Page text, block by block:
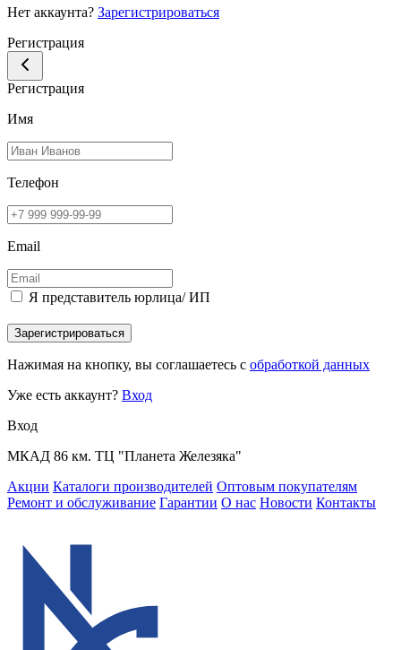
Нет аккаунта? Зарегистрироваться
Регистрация
Регистрация
Имя
Телефон
Email
Я представитель юрлица/ ИП
Зарегистрироваться
Нажимая на кнопку, вы соглашаетесь с обработкой данных
Уже есть аккаунт? Вход
Вход
МКАД 86 км. ТЦ "Планета Железяка"
Акции Каталоги производителей Оптовым покупателям
Ремонт и обслуживание Гарантии О нас Новости Контакты